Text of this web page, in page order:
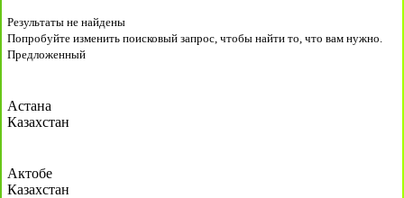
Результаты не найдены
Попробуйте изменить поисковый запрос, чтобы найти то, что вам нужно.
Предложенный
Астана
Казахстан
Актобе
Казахстан